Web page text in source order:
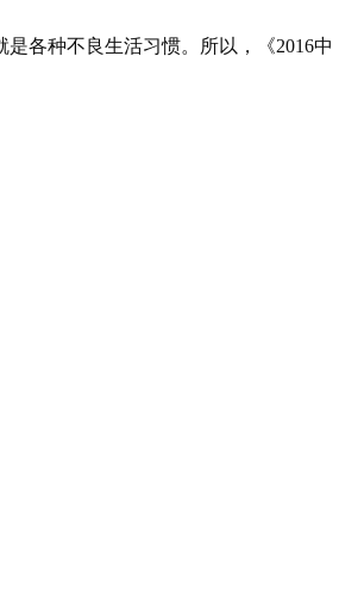
各种不良生活习惯。所以，《2016中